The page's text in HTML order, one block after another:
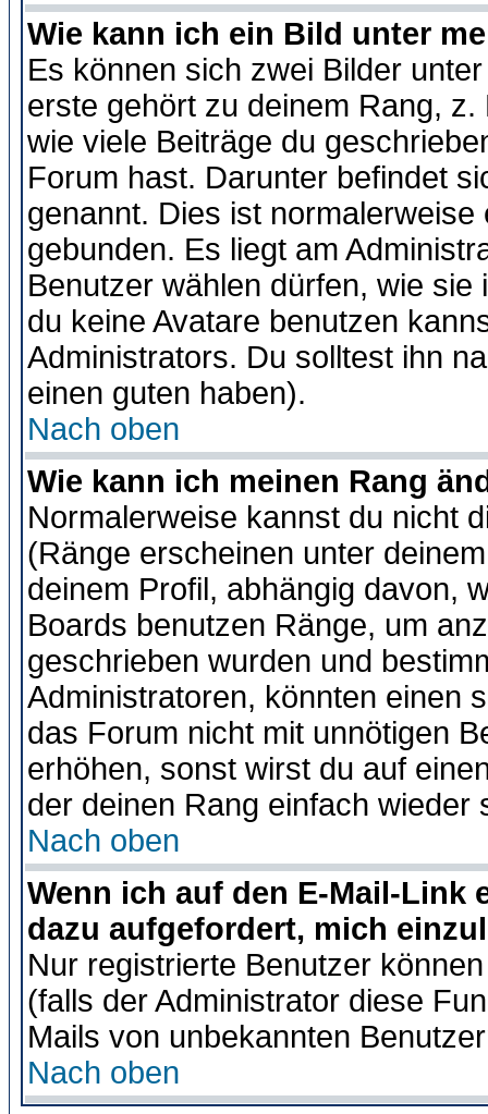
Wie kann ich ein Bild unter
Es können sich zwei Bilder
erste gehört zu deinem Rang,
wie viele Beiträge du
Forum hast. Darunter befindet
genannt. Dies ist
gebunden. Es liegt am
Benutzer wählen dürfen, wie
du keine Avatare benutzen
Administrators. Du solltest ihn
einen guten haben).
Nach oben
Wie kann ich meinen Rang
Normalerweise kannst du nicht
(Ränge erscheinen unter
deinem Profil, abhängig davon,
Boards benutzen Ränge, um
geschrieben wurden und
Administratoren, könnten einen
das Forum nicht mit unnötigen
erhöhen, sonst wirst du auf
der deinen Rang einfach wieder
Nach oben
Wenn ich auf den E-Mail-Link
dazu aufgefordert, mich
Nur registrierte Benutzer
(falls der Administrator diese
Mails von unbekannten
Nach oben